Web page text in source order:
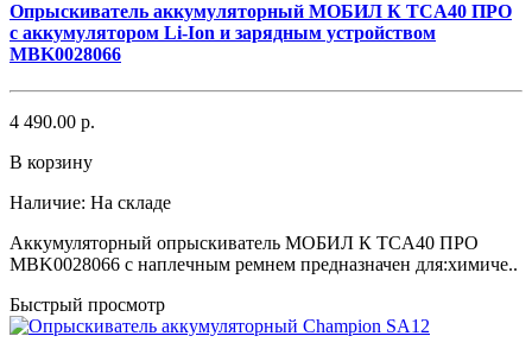
Опрыскиватель аккумуляторный МОБИЛ К TCA40 ПРО
с аккумулятором Li-Ion и зарядным устройством
MBK0028066
4 490.00 р.
В корзину
Наличие: На складе
Аккумуляторный опрыскиватель МОБИЛ К TCA40 ПРО
MBK0028066 с наплечным ремнем предназначен для:химиче..
Быстрый просмотр